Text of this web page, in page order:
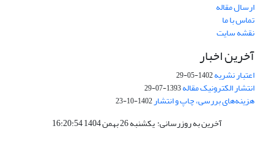
ارسال مقاله
تماس با ما
نقشه سایت
آخرین اخبار
اعتبار نشریه1402-05-29
انتشار الکترونیک مقاله1393-07-29
هزینه‌های بررسی، چاپ و انتشار1402-10-23
آخرین به روزرسانی: یکشنبه 26 بهمن 1404 16:20:54